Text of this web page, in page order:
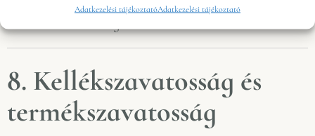
Adatkezelési tájékoztatóAdatkezelési tájékoztató
8. Kellékszavatosság és
termékszavatosság